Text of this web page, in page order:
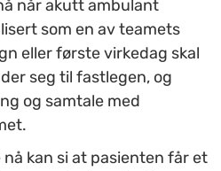
når akutt ambulant
som en av teamets
eller første virkedag skal
seg til fastlegen, og
og samtale med
kan si at pasienten får et